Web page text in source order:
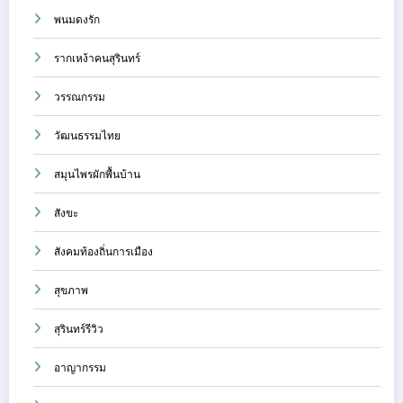
พนมดงรัก
รากเหง้าคนสุรินทร์
วรรณกรรม
วัฒนธรรมไทย
สมุนไพรผักพื้นบ้าน
สังขะ
สังคมท้องถิ่นการเมือง
สุขภาพ
สุรินทร์รีวิว
อาญากรรม